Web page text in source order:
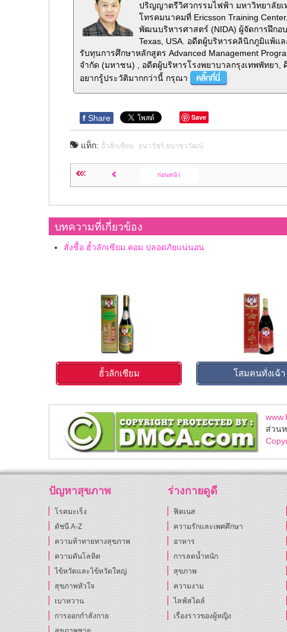
ปริญญาตรีวิศวกรรมไฟฟ้า มหาวิทยาลัย
โทรคมนาคมที่ Ericsson Training
พัฒนบริหารศาสตร์ (NIDA) ผู้จัดการฝึกอ
Texas, USA. อดีตผู้บริหารคลินิกภูมิแพ้แ
รับทุนการศึกษาหลักสูตร Advanced Management
จำกัด (มหาชน) , อดีตผู้บริหารโรงพยาบาลกรุงเทพพัทยา,
อยากรู้ประวัติมากกว่านี้ กรุณา
f Share Save
แท็ก: ฮั้วลักเซียม ธนาวัชร์ ธนาชววัฒน์
ก่อนหน้า
บทความที่เกี่ยวข้อง
สั่งซื้อ ฮั้วลักเซียม.คอม ปลอดภัยแน่นอน
ฮั้วลักเซียม โสมคนทั่งเฉ้า
ส่วน
ปัญหาสุขภาพ
โรคมะเร็ง
ดัชนี A-Z
ความท้าทายทางสุขภาพ
ความดันโลหิต
ไข้หวัดและไข้หวัดใหญ่
สุขภาพหัวใจ
เบาหวาน
การออกกำลังกาย
ร่างกายดูดี
ฟิตเนส
ความรักและเพศศึกษา
อาหาร
การลดน้ำหนัก
สุขภาพ
ความงาม
ไลฟ์สไตล์
เรื่องราวของผู้หญิง